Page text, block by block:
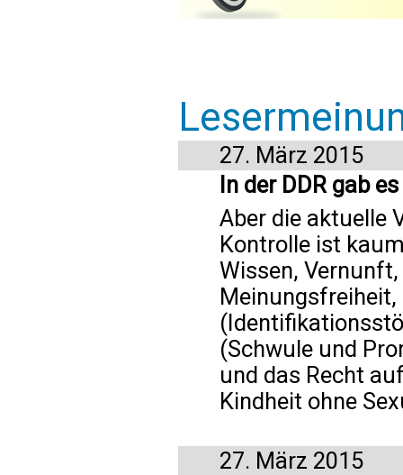
27. März 2015
In der DDR gab
Aber die aktuelle
Kontrolle ist
Wissen,
(Schwule und
und das Recht
Kindheit ohne
27. März 2015